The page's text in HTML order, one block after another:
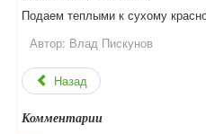
Подаем теплыми к сухому
Автор: Влад Пискунов
Назад
Комментарии